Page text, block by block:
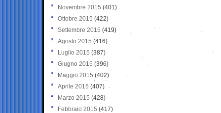
Novembre 2015 (401)
Ottobre 2015 (422)
Settembre 2015 (419)
Agosto 2015 (416)
Luglio 2015 (387)
Giugno 2015 (396)
Maggio 2015 (402)
Aprile 2015 (407)
Marzo 2015 (428)
Febbraio 2015 (417)